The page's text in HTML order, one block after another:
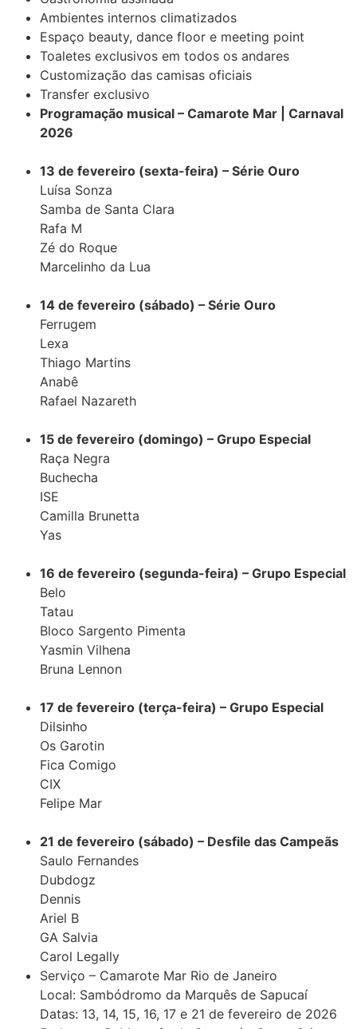
Ambientes internos climatizados
Espaço beauty, dance floor e meeting point
Toaletes exclusivos em todos os andares
Customização das camisas oficiais
Transfer exclusivo
Programação musical – Camarote Mar | Carnaval
2026
13 de fevereiro (sexta-feira) – Série Ouro
Luísa Sonza
Samba de Santa Clara
Rafa M
Zé do Roque
Marcelinho da Lua
14 de fevereiro (sábado) – Série Ouro
Ferrugem
Lexa
Thiago Martins
Anabê
Rafael Nazareth
15 de fevereiro (domingo) – Grupo Especial
Raça Negra
Buchecha
ISE
Camilla Brunetta
Yas
16 de fevereiro (segunda-feira) – Grupo Especial
Belo
Tatau
Bloco Sargento Pimenta
Yasmin Vilhena
Bruna Lennon
17 de fevereiro (terça-feira) – Grupo Especial
Dilsinho
Os Garotin
Fica Comigo
CIX
Felipe Mar
21 de fevereiro (sábado) – Desfile das Campeãs
Saulo Fernandes
Dubdogz
Dennis
Ariel B
GA Salvia
Carol Legally
Serviço – Camarote Mar Rio de Janeiro
Local: Sambódromo da Marquês de Sapucaí
Datas: 13, 14, 15, 16, 17 e 21 de fevereiro de 2026